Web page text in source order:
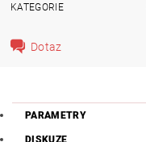
KATEGORIE
Dotaz
PARAMETRY
DISKUZE